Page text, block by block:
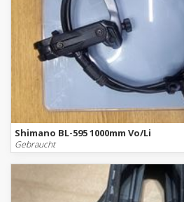
Shimano BL-595 1000mm Vo/Li
Gebraucht